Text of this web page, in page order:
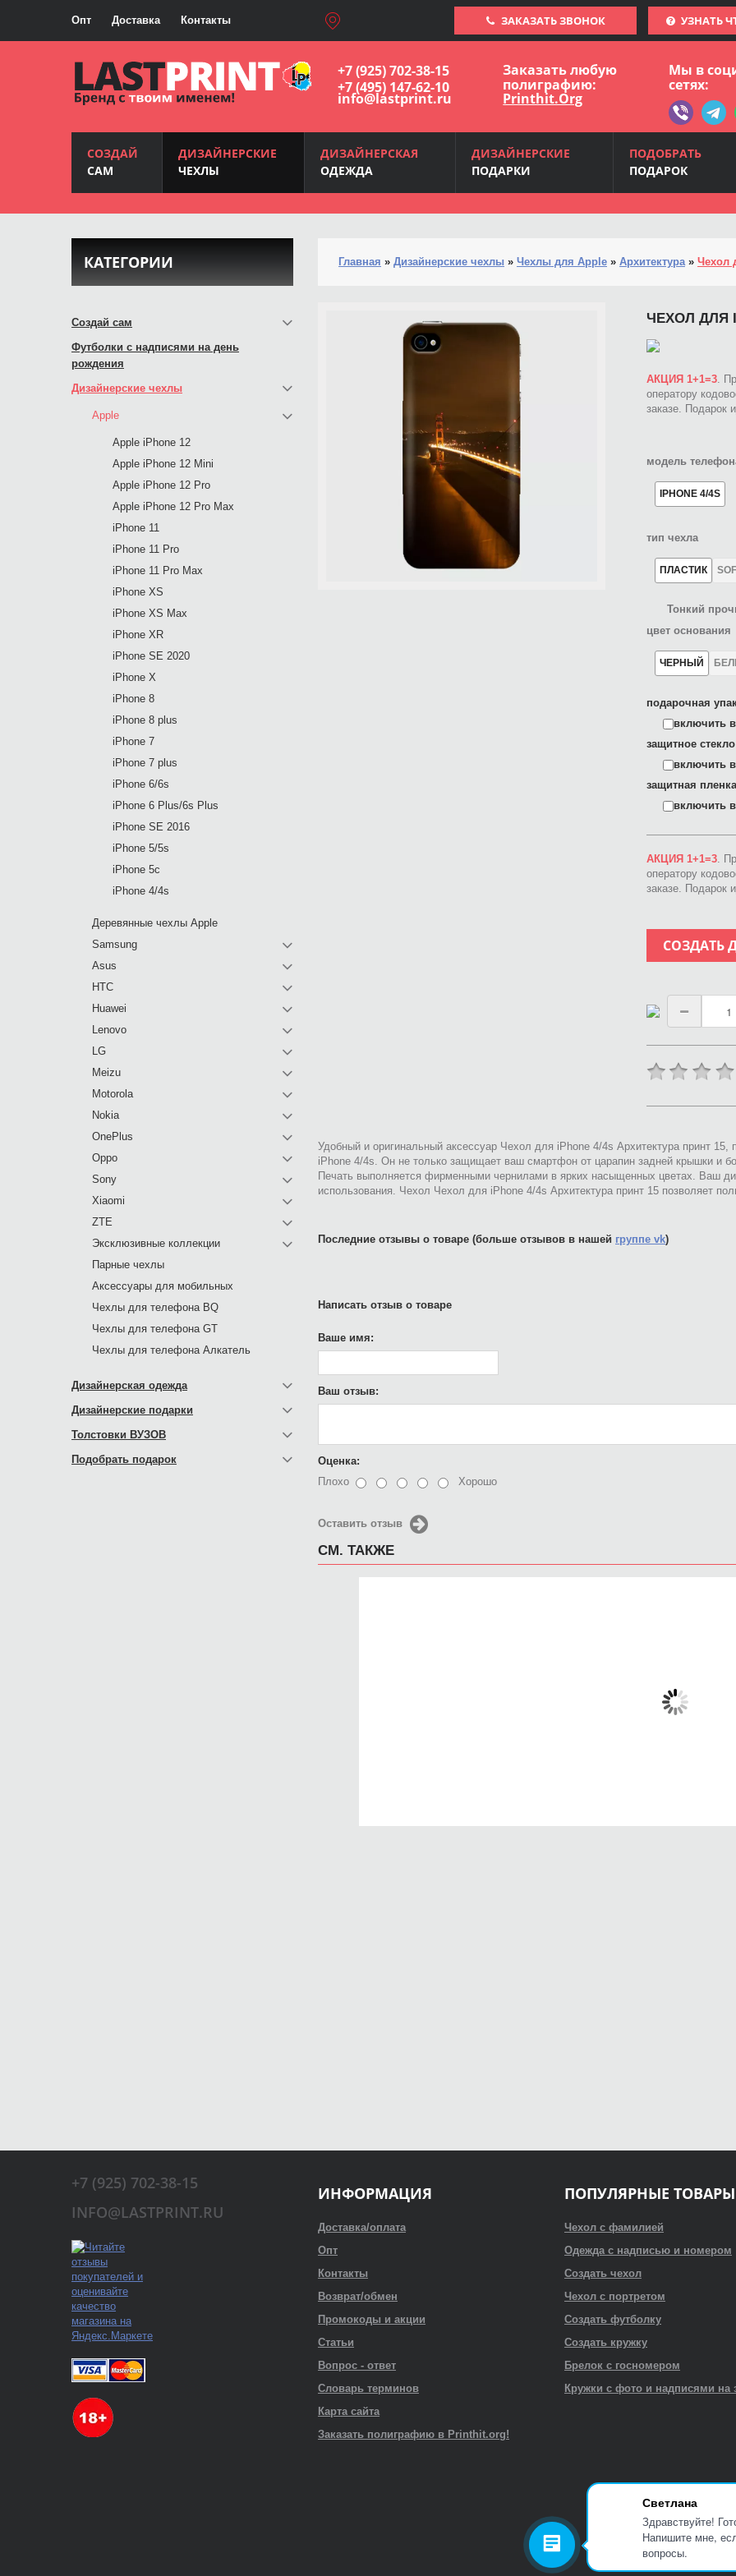
Светлана
Здравствуйте!
Напишите мне,
вопросы.
Опт Доставка Контакты ЗАКАЗАТЬ ЗВОНОК УЗНАТЬ
+7 (925) 702-38-15
+7 (495) 147-62-10
info@lastprint.ru
Заказать любую
полиграфию:
Printhit.Org
Мы в
сетях:
СОЗДАЙ
САМ
ДИЗАЙНЕРСКИЕ
ЧЕХЛЫ
ДИЗАЙНЕРСКАЯ
ОДЕЖДА
ДИЗАЙНЕРСКИЕ
ПОДАРКИ
ПОДОБРАТЬ
ПОДАРОК
Главная » Дизайнерские чехлы » Чехлы для Apple » Архитектура» Чехол
ЧЕХОЛ ДЛЯ
АКЦИЯ 1+1=3.
оператору
заказе. Подарок
модель
IPHONE 4/4S
тип чехла
ПЛАСТИК
Тонкий
цвет основания
ЧЕРНЫЙ
подарочная
включить в
защитное
включить в
защитная
включить в
АКЦИЯ 1+1=3.
оператору
заказе. Подарок
СОЗДАТЬ
Удобный и оригинальный аксессуар Чехол для iPhone 4/4s Архитектура принт
iPhone 4/4s. Он не только защищает ваш смартфон от царапин задней крышки и
Печать выполняется фирменными чернилами в ярких насыщенных цветах. Ваш
использования. Чехол Чехол для iPhone 4/4s Архитектура принт 15 позволяет
Последние отзывы о товаре (больше отзывов в нашей группе vk)
Написать отзыв о товаре
Ваше имя:
Ваш отзыв:
Оценка:
Плохо
Хорошо
Оставить отзыв
СМ. ТАКЖЕ
КАТЕГОРИИ
Создай сам
Футболки с надписями на день
рождения
Дизайнерские чехлы
Apple
Apple iPhone 12
Apple iPhone 12 Mini
Apple iPhone 12 Pro
Apple iPhone 12 Pro Max
iPhone 11
iPhone 11 Pro
iPhone 11 Pro Max
iPhone XS
iPhone XS Max
iPhone XR
iPhone SE 2020
iPhone X
iPhone 8
iPhone 8 plus
iPhone 7
iPhone 7 plus
iPhone 6/6s
iPhone 6 Plus/6s Plus
iPhone SE 2016
iPhone 5/5s
iPhone 5c
iPhone 4/4s
Деревянные чехлы Apple
Samsung
Asus
HTC
Huawei
Lenovo
LG
Meizu
Motorola
Nokia
OnePlus
Oppo
Sony
Xiaomi
ZTE
Эксклюзивные коллекции
Парные чехлы
Аксессуары для мобильных
Чехлы для телефона BQ
Чехлы для телефона GT
Чехлы для телефона Алкатель
Дизайнерская одежда
Дизайнерские подарки
Толстовки ВУЗОВ
Подобрать подарок
+7 (925) 702-38-15
INFO@LASTPRINT.RU
ИНФОРМАЦИЯ
Доставка/оплата
Опт
Контакты
Возврат/обмен
Промокоды и акции
Статьи
Вопрос - ответ
Словарь терминов
Карта сайта
Заказать полиграфию в Printhit.org!
ПОПУЛЯРНЫЕ ТОВАРЫ
Чехол с фамилией
Одежда с надписью и номером
Создать чехол
Чехол с портретом
Создать футболку
Создать кружку
Брелок с госномером
Кружки с фото и надписями на